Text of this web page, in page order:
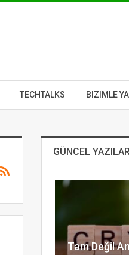
TECHTALKS BIZIMLE
GÜNCEL
Tam Değil